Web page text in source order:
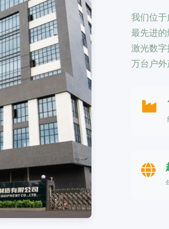
我们位
最先进
激光数
万台户外